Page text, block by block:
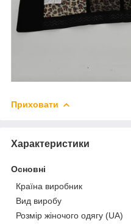
Приховати
Характеристики
Основні
Країна виробник
Вид виробу
Розмір жіночого одягу (UA)